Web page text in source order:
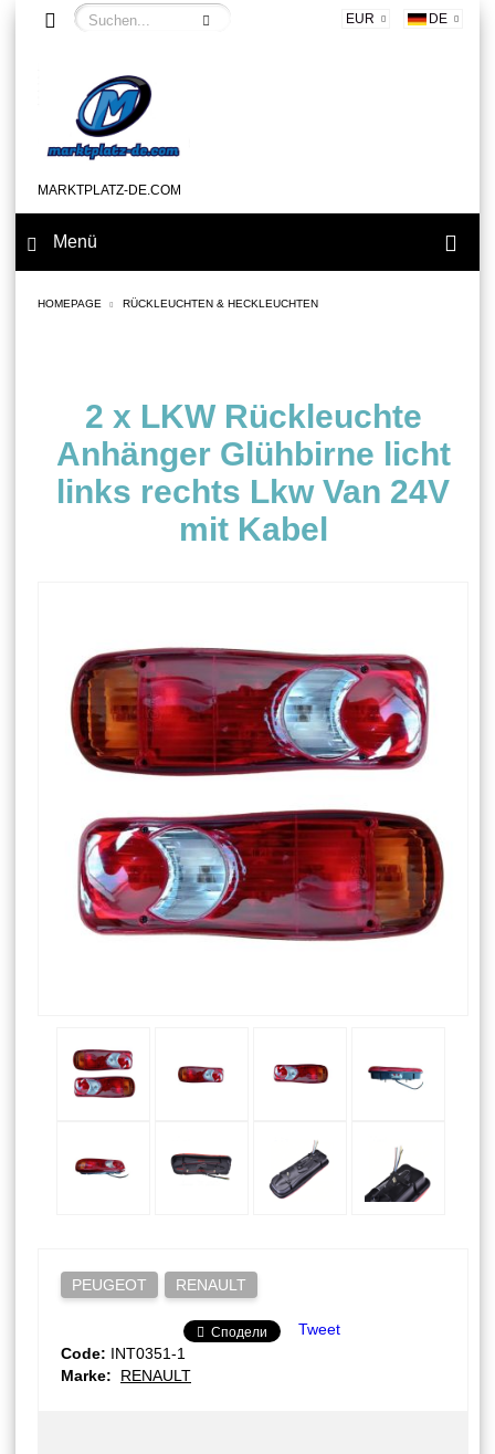
EUR DE
MARKTPLATZ-DE.COM
Menü
HOMEPAGE RÜCKLEUCHTEN & HECKLEUCHTEN
2 x LKW Rückleuchte
Anhänger Glühbirne licht
links rechts Lkw Van 24V
mit Kabel
PEUGEOT RENAULT
Сподели
Tweet
Code: INT0351-1
Marke:
RENAULT